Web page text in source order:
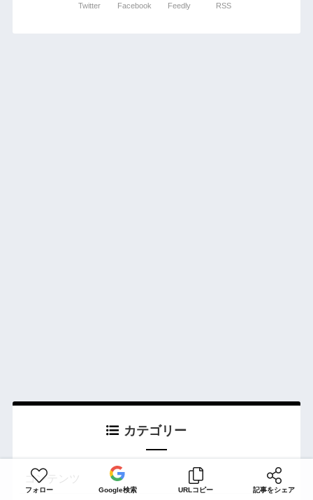
Twitter Facebook Feedly RSS
カテゴリー
コンテンツ
フォロー Google検索 URLコピー 記事をシェア